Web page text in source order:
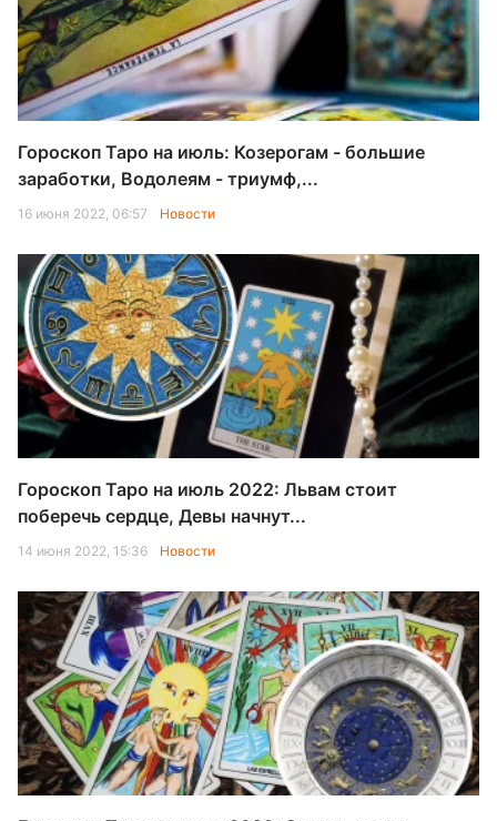
Гороскоп Таро на июль: Козерогам - большие
заработки, Водолеям - триумф,...
16 июня 2022, 06:57 Новости
Гороскоп Таро на июль 2022: Львам стоит
поберечь сердце, Девы начнут...
14 июня 2022, 15:36 Новости